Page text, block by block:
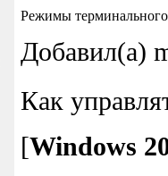
Режимы терминального
Добавил(а)
Как
[Windows